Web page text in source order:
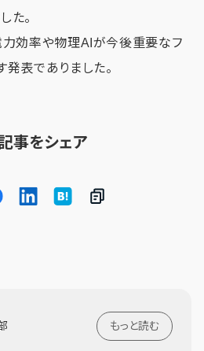
た。
力効率や物理AIが今後重要なフ
発表でありました。
事をシェア
もっと読む